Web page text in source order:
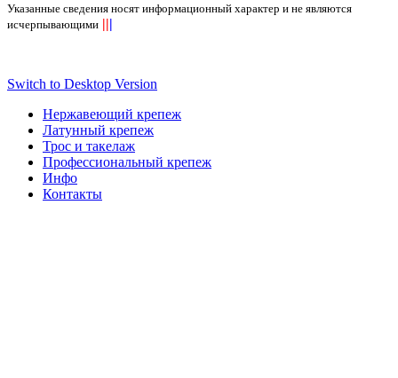
Указанные сведения носят информационный характер и не являются
исчерпывающими |||
Switch to Desktop Version
Нержавеющий крепеж
Латунный крепеж
Трос и такелаж
Профессиональный крепеж
Инфо
Контакты